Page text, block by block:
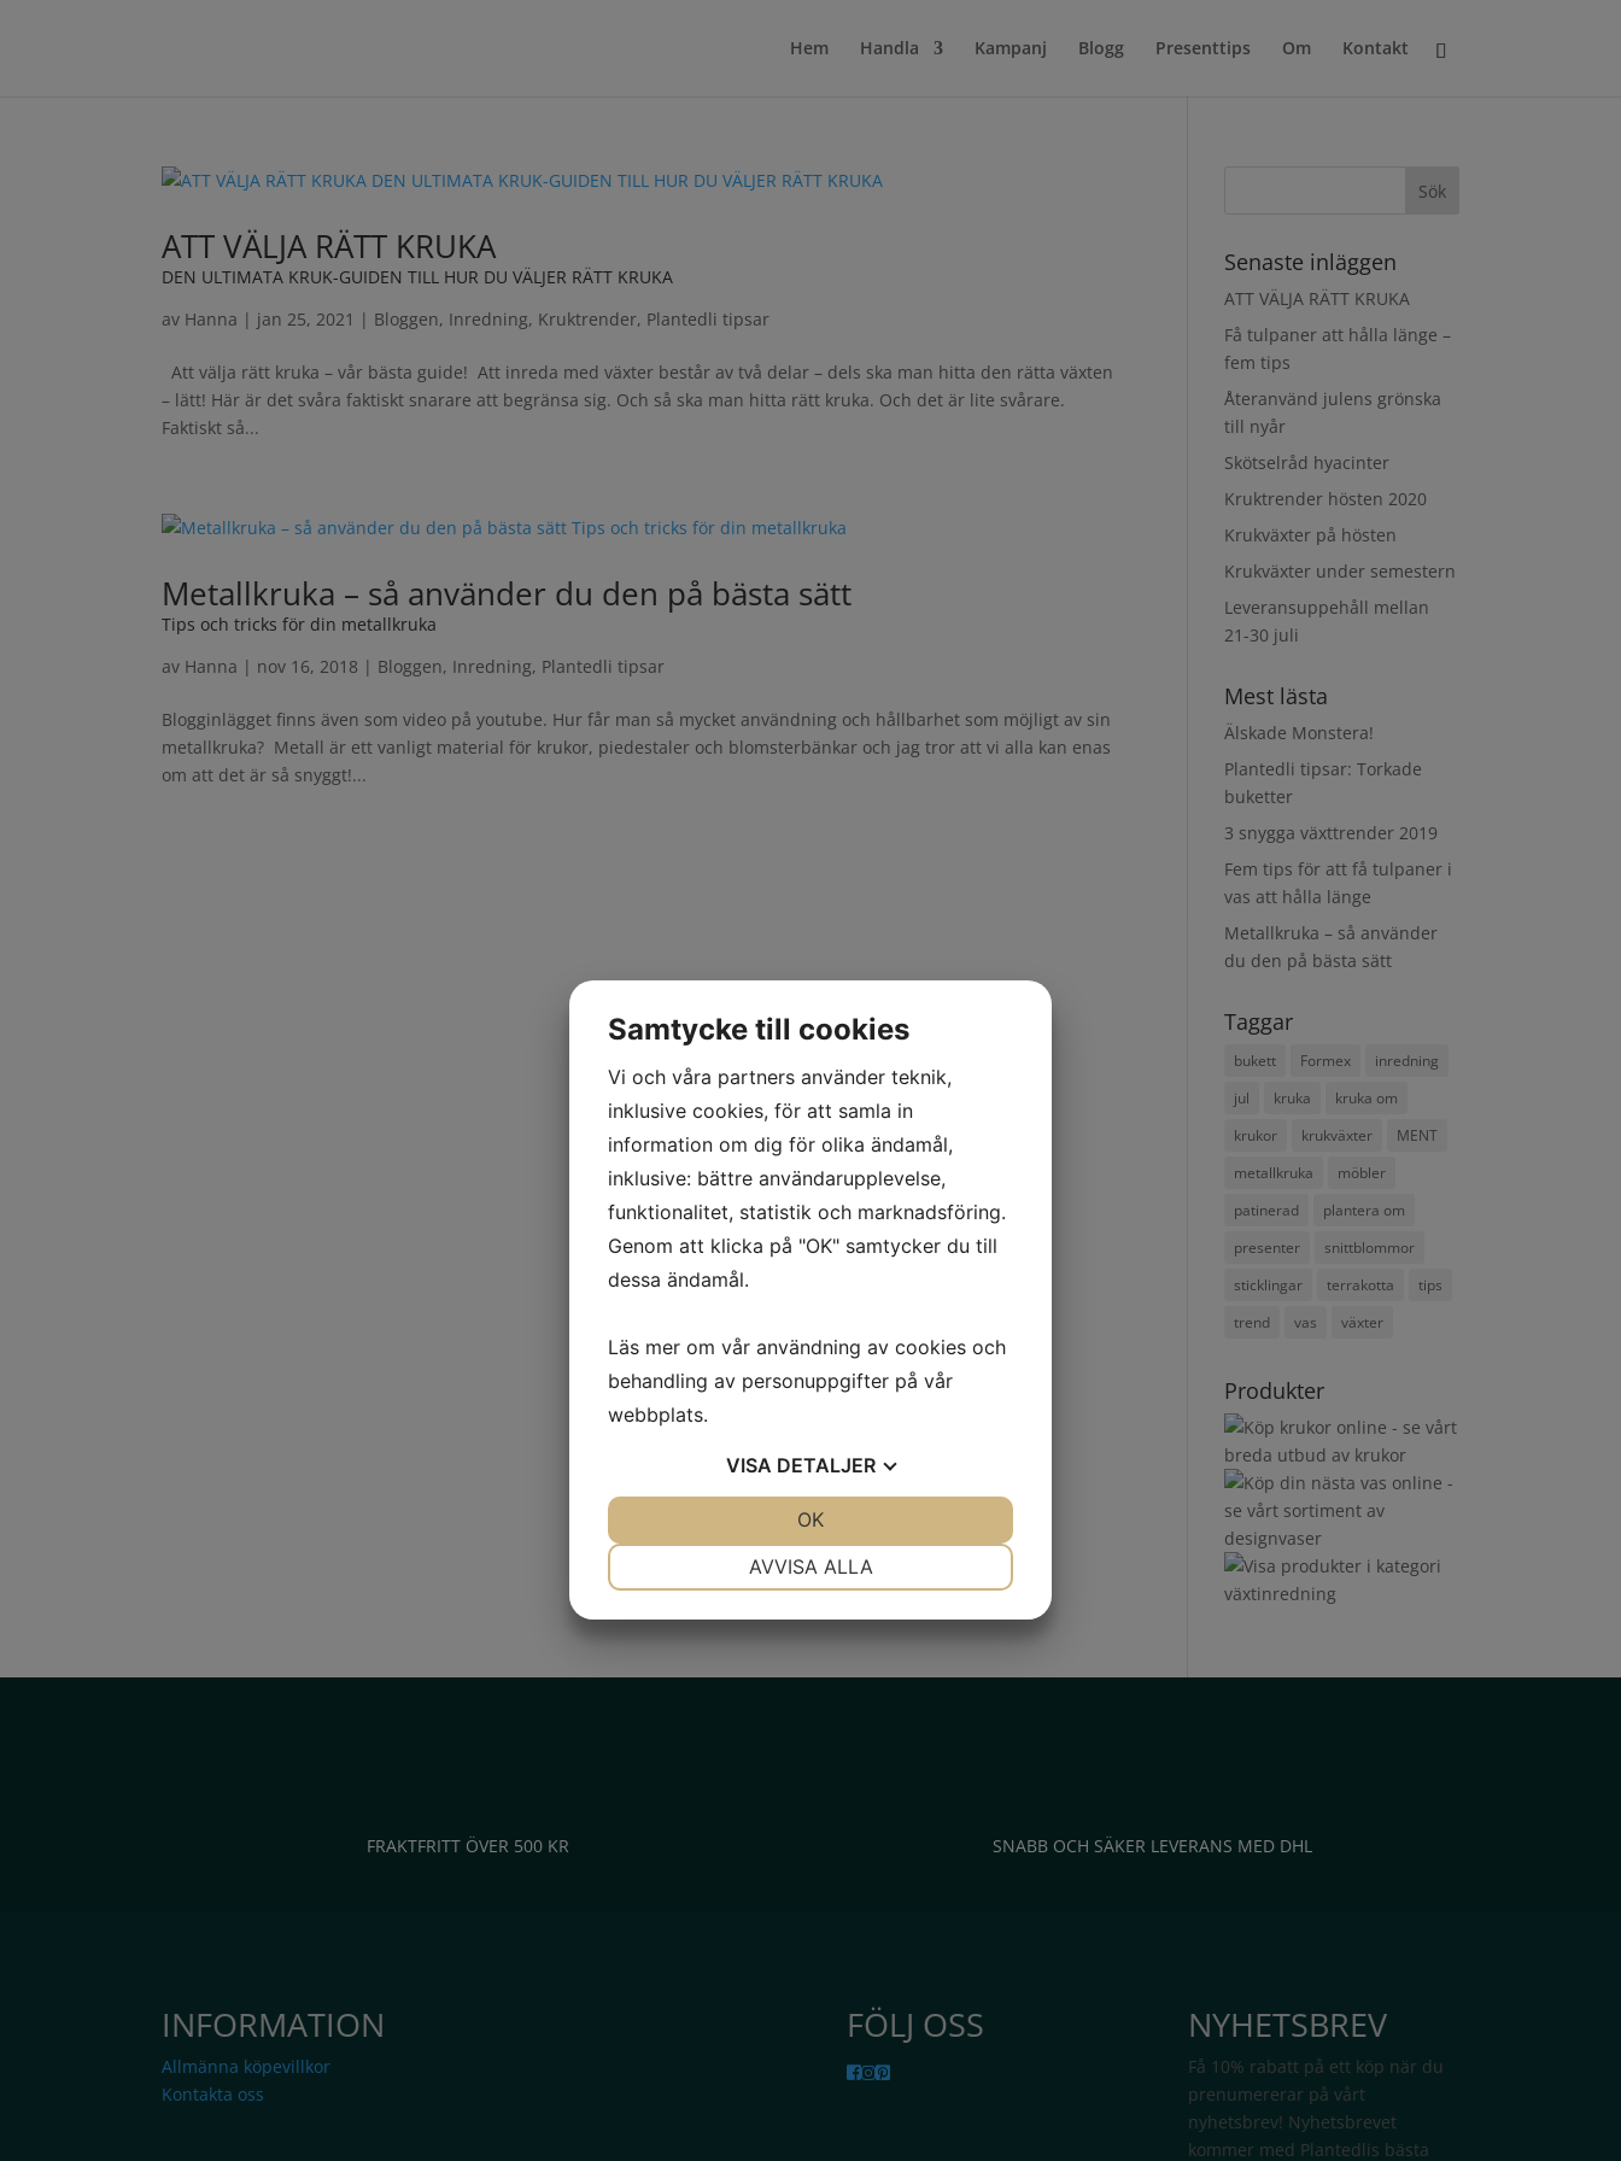
Hem Handla Kampanj Blogg Presenttips Om Kontakt
ATT VÄLJA RÄTT KRUKA
DEN ULTIMATA KRUK-GUIDEN TILL HUR DU VÄLJER RÄTT KRUKA
av Hanna | jan 25, 2021 | Bloggen, Inredning, Kruktrender, Plantedli tipsar
Att välja rätt kruka – vår bästa guide! Att inreda med växter består av två delar – dels ska man hitta den rätta växten
– lätt! Här är det svåra faktiskt snarare att begränsa sig. Och så ska man hitta rätt kruka. Och det är lite svårare.
Faktiskt så...
Metallkruka – så använder du den på bästa sätt
Tips och tricks för din metallkruka
av Hanna | nov 16, 2018 | Bloggen, Inredning, Plantedli tipsar
Blogginlägget finns även som video på youtube. Hur får man så mycket användning och hållbarhet som möjligt av sin
metallkruka? Metall är ett vanligt material för krukor, piedestaler och blomsterbänkar och jag tror att vi alla kan enas
om att det är så snyggt!...
Senaste inläggen
ATT VÄLJA RÄTT KRUKA
Få tulpaner att hålla länge –
fem tips
Återanvänd julens grönska
till nyår
Skötselråd hyacinter
Kruktrender hösten 2020
Krukväxter på hösten
Krukväxter under semestern
Leveransuppehåll mellan
21-30 juli
Mest lästa
Älskade Monstera!
Plantedli tipsar: Torkade
buketter
3 snygga växttrender 2019
Fem tips för att få tulpaner i
vas att hålla länge
Metallkruka – så använder
du den på bästa sätt
Taggar
bukett Formex
inredning
jul
kruka
kruka om
krukor
krukväxter
MENT
metallkruka
möbler
patinerad
plantera om
presenter
snittblommor
sticklingar
terrakotta
tips
trend
vas växter
Produkter
FRAKTFRITT ÖVER 500 KR SNABB OCH SÄKER LEVERANS MED DHL
INFORMATION
Allmänna köpevillkor
Kontakta oss
FÖLJ OSS NYHETSBREV
Få 10% rabatt på ett köp när du
prenumererar på vårt
nyhetsbrev! Nyhetsbrevet
kommer med Plantedlis bästa
Samtycke till cookies
Vi och våra partners använder teknik,
inklusive cookies, för att samla in
information om dig för olika ändamål,
inklusive: bättre användarupplevelse,
funktionalitet, statistik och marknadsföring.
Genom att klicka på "OK" samtycker du till
dessa ändamål.
Läs mer om vår användning av cookies och
behandling av personuppgifter på vår
webbplats.
VISA DETALJER
AVVISA ALLA
OK